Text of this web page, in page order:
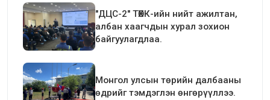
"ДЦС-2" ТӨХК-ийн нийт ажилтан,
албан хаагчдын хурал зохион
байгуулагдлаа.
Монгол улсын төрийн далбааны
өдрийг тэмдэглэн өнгөрүүллээ.